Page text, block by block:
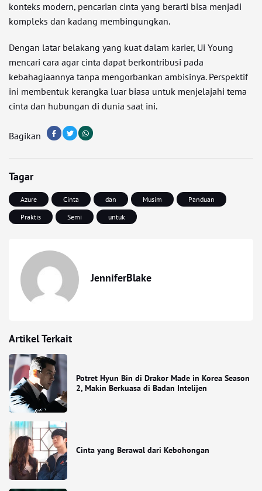
konteks modern, pencarian cinta yang berarti bisa menjadi
kompleks dan kadang membingungkan.
Dengan latar belakang yang kuat dalam karier, Ui Young
mencari cara agar cinta dapat berkontribusi pada
kebahagiaannya tanpa mengorbankan ambisinya. Perspektif
ini membentuk kerangka luar biasa untuk menjelajahi tema
cinta dan hubungan di dunia saat ini.
Bagikan
Tagar
Azure Cinta dan Musim
Panduan
Praktis
Semi untuk
JenniferBlake
Artikel Terkait
Potret Hyun Bin di Drakor Made in Korea Season
2, Makin Berkuasa di Badan Intelijen
Cinta yang Berawal dari Kebohongan